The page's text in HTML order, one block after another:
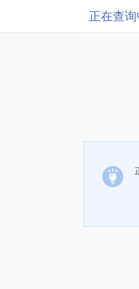
正在查询